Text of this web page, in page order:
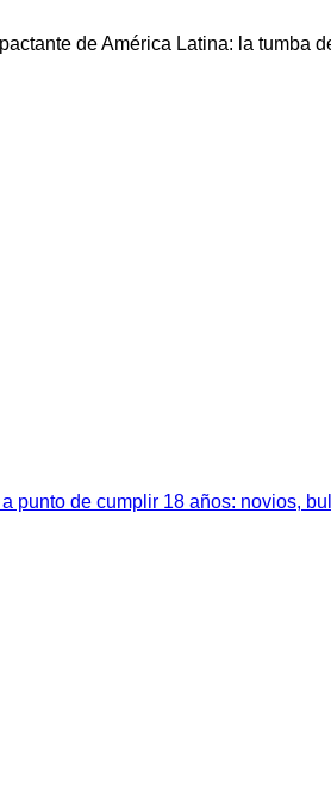
de América Latina: la tumba
punto de cumplir 18 años: novios,